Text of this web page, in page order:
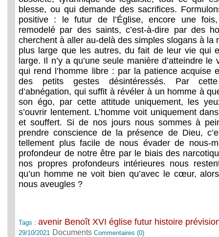
blesse, ou qui demande des sacrifices.
positive : le futur de l’Église, encore une
remodelé par des saints, c’est-à-dire par des
cherchent à aller au-delà des simples slogans à la
plus large que les autres, du fait de leur vie qui
large. Il n’y a qu’une seule manière d’atteindre
qui rend l’homme libre : par la patience acquise
des petits gestes désintéressés. Par
d’abnégation, qui suffit à révéler à un homme à
son égo, par cette attitude uniquement, les
s’ouvrir lentement. L’homme voit uniquement
et souffert. Si de nos jours nous sommes à
prendre conscience de la présence de Dieu,
tellement plus facile de nous évader de nous-
profondeur de notre être par le biais des
nos propres profondeurs intérieures nous
qu’un homme ne voit bien qu’avec le cœur,
nous aveugles ?
Tags :avenir Benoît XVI église futur histoire
29/10/2021 DocumentsCommentaires (0)